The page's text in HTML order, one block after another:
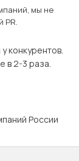
мы не
PR.
конкурентов.
в 2-3 раза.
России